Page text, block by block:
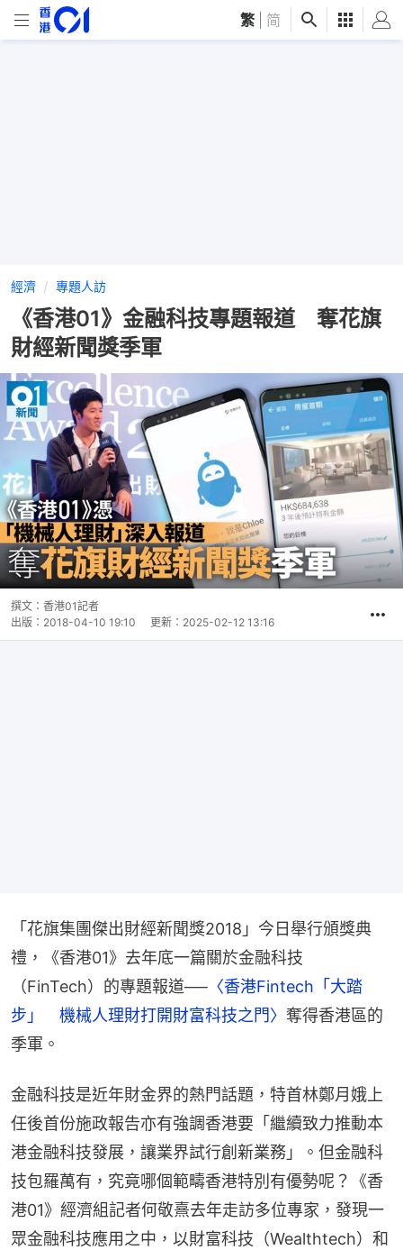
繁 简
經濟 專題人訪
《香港01》金融科技專題報道 奪花旗
財經新聞獎季軍
撰文： 香港01記者
出版： 2018-04-10 19:10 更新： 2025-02-12 13:16
「花旗集團傑出財經新聞獎2018」今日舉行頒獎典
禮，《香港01》去年底一篇關於金融科技
（FinTech）的專題報道── 〈香港Fintech「大踏
步」　機械人理財打開財富科技之門〉 奪得香港區的
季軍。
金融科技是近年財金界的熱門話題，特首林鄭月娥上
任後首份施政報告亦有強調香港要「繼續致力推動本
港金融科技發展，讓業界試行創新業務」。但金融科
技包羅萬有，究竟哪個範疇香港特別有優勢呢？《香
港01》經濟組記者何敬熹去年走訪多位專家，發現一
眾金融科技應用之中，以財富科技（Wealthtech）和